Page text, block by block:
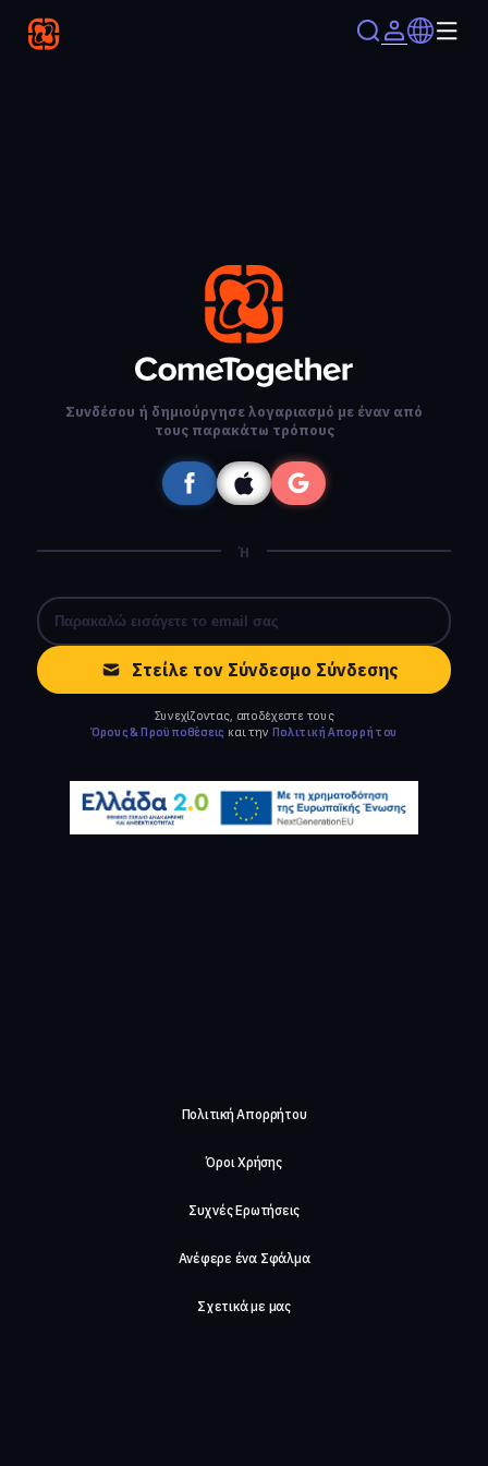
Συνδέσου ή δημιούργησε λογαριασμό με έναν από
τους παρακάτω τρόπους
Ή
Στείλε τον Σύνδεσμο Σύνδεσης
Συνεχίζοντας, αποδέχεστε τους
Όρους & Προϋποθέσεις και την Πολιτική Απορρήτου
Πολιτική Απορρήτου
Όροι Χρήσης
Συχνές Ερωτήσεις
Ανέφερε ένα Σφάλμα
Σχετικά με μας